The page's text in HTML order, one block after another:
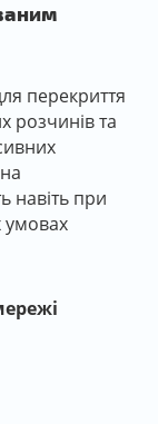
перекриття
розчинів та
навіть при
умовах